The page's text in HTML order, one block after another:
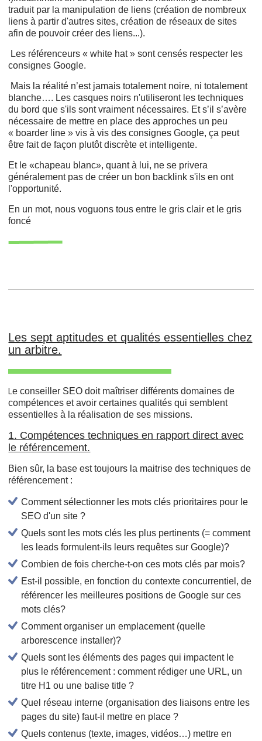
traduit par la manipulation de liens (création de nombreux
liens à partir d'autres sites, création de réseaux de sites
afin de pouvoir créer des liens...).
Les référenceurs « white hat » sont censés respecter les
consignes Google.
Mais la réalité n’est jamais totalement noire, ni totalement
blanche…. Les casques noirs n'utiliseront les techniques
du bord que s'ils sont vraiment nécessaires. Et s’il s’avère
nécessaire de mettre en place des approches un peu
« boarder line » vis à vis des consignes Google, ça peut
être fait de façon plutôt discrète et intelligente.
Et le «chapeau blanc», quant à lui, ne se privera
généralement pas de créer un bon backlink s'ils en ont
l'opportunité.
En un mot, nous voguons tous entre le gris clair et le gris
foncé
Les sept aptitudes et qualités essentielles chez
un arbitre.
Le conseiller SEO doit maîtriser différents domaines de
compétences et avoir certaines qualités qui semblent
essentielles à la réalisation de ses missions.
1. Compétences techniques en rapport direct avec
le référencement.
Bien sûr, la base est toujours la maitrise des techniques de
référencement :
Comment sélectionner les mots clés prioritaires pour le
SEO d'un site ?
Quels sont les mots clés les plus pertinents (= comment
les leads formulent-ils leurs requêtes sur Google)?
Combien de fois cherche-t-on ces mots clés par mois?
Est-il possible, en fonction du contexte concurrentiel, de
référencer les meilleures positions de Google sur ces
mots clés?
Comment organiser un emplacement (quelle
arborescence installer)?
Quels sont les éléments des pages qui impactent le
plus le référencement : comment rédiger une URL, un
titre H1 ou une balise title ?
Quel réseau interne (organisation des liaisons entre les
pages du site) faut-il mettre en place ?
Quels contenus (texte, images, vidéos…) mettre en